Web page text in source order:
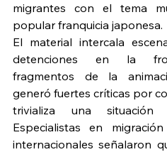
migrantes con el tema
popular franquicia japonesa.
El material intercala
detenciones en la
fragmentos de la
generó fuertes críticas por
trivializa una situación
Especialistas en
internacionales señalaron